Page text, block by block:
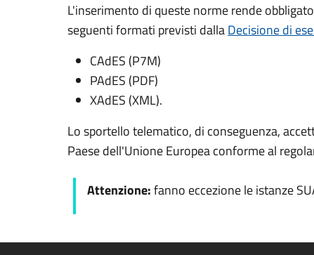
L'inserimento di queste norme rende
seguenti formati previsti dallaDecisione di
CAdES (P7M)
PAdES (PDF)
XAdES (XML).
Lo sportello telematico, di conseguenza,
Paese dell'Unione Europea conforme al
Attenzione:fanno eccezione le istanze